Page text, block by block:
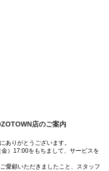
店のご案内
ありがとうございます。
）17:00をもちまして、サービスを
愛顧いただきましたこと、スタッフ